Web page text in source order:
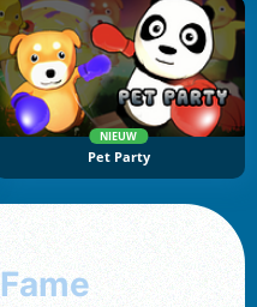
NIEUW
Pet Party
Fame